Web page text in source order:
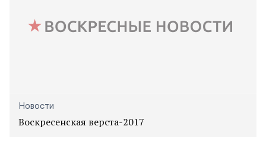
Новости
Воскресенская верста-2017